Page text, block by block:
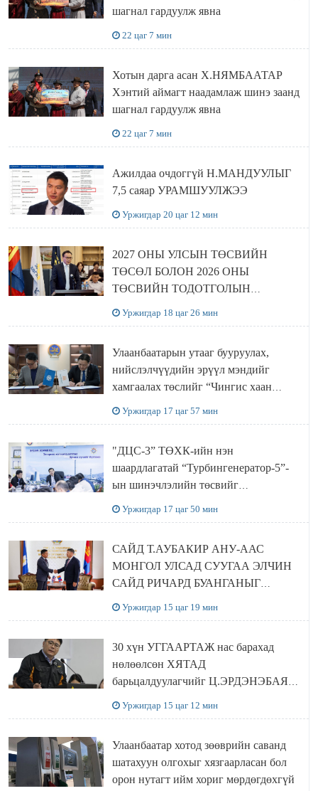
шагнал гардуулж явна
22 цаг 7 мин
Хотын дарга асан Х.НЯМБААТАР
Хэнтий аймагт наадамлаж шинэ заанд
шагнал гардуулж явна
22 цаг 7 мин
Ажилдаа очдоггүй Н.МАНДУУЛЫГ
7,5 саяар УРАМШУУЛЖЭЭ
Уржигдар 20 цаг 12 мин
2027 ОНЫ УЛСЫН ТӨСВИЙН
ТӨСӨЛ БОЛОН 2026 ОНЫ
ТӨСВИЙН ТОДОТГОЛЫН
Уржигдар 18 цаг 26 мин
Улаанбаатарын утааг бууруулах,
нийслэлчүүдийн эрүүл мэндийг
хамгаалах төслийг “Чингис хаан
Уржигдар 17 цаг 57 мин
"ДЦС-3” ТӨХК-ийн нэн
шаардлагатай “Турбингенератор-5”-
ын шинэчлэлийн төсвийг
Уржигдар 17 цаг 50 мин
САЙД Т.АУБАКИР АНУ-ААС
МОНГОЛ УЛСАД СУУГАА ЭЛЧИН
САЙД РИЧАРД БУАНГАНЫГ
Уржигдар 15 цаг 19 мин
30 хүн УГГААРТАЖ нас барахад
нөлөөлсөн ХЯТАД
барьцалдуулагчийг Ц.ЭРДЭНЭБАЯР
Уржигдар 15 цаг 12 мин
Улаанбаатар хотод зөөврийн саванд
шатахуун олгохыг хязгаарласан бол
орон нутагт ийм хориг мөрдөгдөхгүй